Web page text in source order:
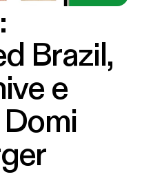
Brazil,
e